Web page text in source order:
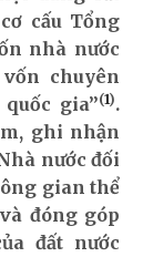
cấu Tổng
nhà nước
chuyên
gia”(1).
ghi nhận
nước đối
gian thể
đóng góp
đất nước